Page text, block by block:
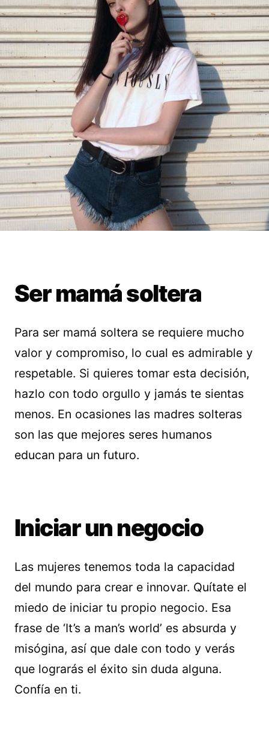
Ser mamá soltera
Para ser mamá soltera se requiere mucho
valor y compromiso, lo cual es admirable y
respetable. Si quieres tomar esta decisión,
hazlo con todo orgullo y jamás te sientas
menos. En ocasiones las madres solteras
son las que mejores seres humanos
educan para un futuro.
Iniciar un negocio
Las mujeres tenemos toda la capacidad
del mundo para crear e innovar. Quítate el
miedo de iniciar tu propio negocio. Esa
frase de ‘It’s a man’s world’ es absurda y
misógina, así que dale con todo y verás
que lograrás el éxito sin duda alguna.
Confía en ti.